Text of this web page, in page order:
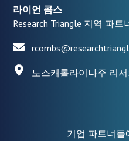
라이언 콤스
Research Triangle 지역 파
노스캐롤라이나주 리
기업 파트너들